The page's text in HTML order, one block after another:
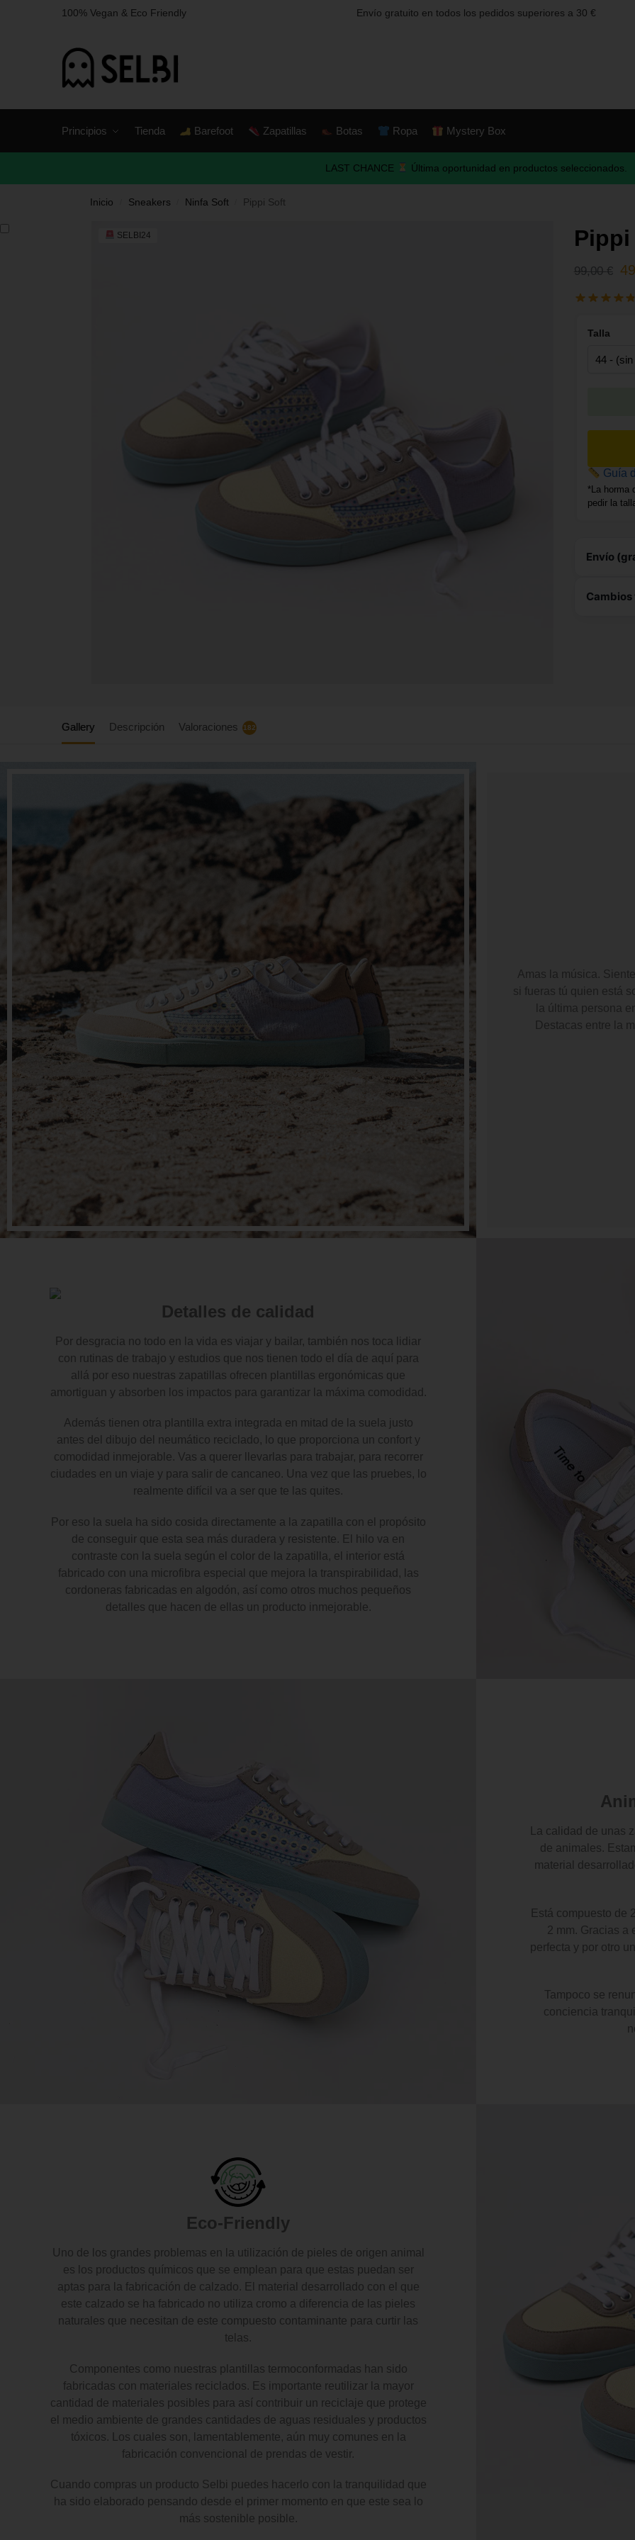
100% Vegan & Eco Friendly Envío gratuito en todos los pedidos superiores a 30 €
Principios Tienda Barefoot Zapatillas Botas Ropa Mystery Box
LAST CHANCE Última oportunidad en productos seleccionados.
Inicio Sneakers Ninfa Soft Pippi Soft
SELBI24
99,00€
Talla
Guía
*La horma
pedir la
Envío
Gallery
Descripción Valoraciones 182
Amas la música.
si fueras tú quien está
la última persona
Destacas entre la
Detalles de calidad
Por desgracia no todo en la vida es viajar y bailar, también nos toca lidiar
con rutinas de trabajo y estudios que nos tienen todo el día de aquí para
allá por eso nuestras zapatillas ofrecen plantillas ergonómicas que
amortiguan y absorben los impactos para garantizar la máxima comodidad.
Además tienen otra plantilla extra integrada en mitad de la suela justo
antes del dibujo del neumático reciclado, lo que proporciona un confort y
comodidad inmejorable. Vas a querer llevarlas para trabajar, para recorrer
ciudades en un viaje y para salir de cancaneo. Una vez que las pruebes, lo
realmente difícil va a ser que te las quites.
Por eso la suela ha sido cosida directamente a la zapatilla con el propósito
de conseguir que esta sea más duradera y resistente. El hilo va en
contraste con la suela según el color de la zapatilla, el interior está
fabricado con una microfibra especial que mejora la transpirabilidad, las
cordoneras fabricadas en algodón, así como otros muchos pequeños
detalles que hacen de ellas un producto inmejorable.
La calidad de unas
de animales.
material
Está compuesto de
2 mm. Gracias a
perfecta y por otro
Tampoco se
conciencia
Eco-Friendly
Uno de los grandes problemas en la utilización de pieles de origen animal
es los productos químicos que se emplean para que estas puedan ser
aptas para la fabricación de calzado. El material desarrollado con el que
este calzado se ha fabricado no utiliza cromo a diferencia de las pieles
naturales que necesitan de este compuesto contaminante para curtir las
telas.
Componentes como nuestras plantillas termoconformadas han sido
fabricadas con materiales reciclados. Es importante reutilizar la mayor
cantidad de materiales posibles para así contribuir un reciclaje que protege
el medio ambiente de grandes cantidades de aguas residuales y productos
tóxicos. Los cuales son, lamentablemente, aún muy comunes en la
fabricación convencional de prendas de vestir.
Cuando compras un producto Selbi puedes hacerlo con la tranquilidad que
ha sido elaborado pensando desde el primer momento en que este sea lo
más sostenible posible.